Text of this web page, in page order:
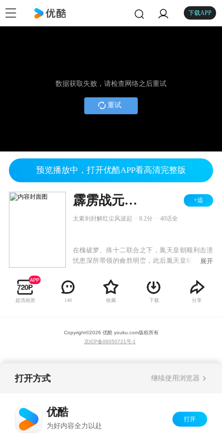
下载APP
数据获取失败，请检查网络之后重试
重试
预览播放中，打开优酷APP看高清完整版
霹雳战元史之动机风云 +追
太素剑封解红尘风波起 8.2分 40话全
在槐破梦、殊十二联合之下，胤天皇朝顺利击溃
忧患深所带领的龠胜明峦，此后胤天皇朝更与厉
得知皇极七行宫背后真相的素还真开始逐步针对
厉族，最后联合叶小钗、殊十二和剑布衣，成功
倾倒七行宫。而为了阻止驺山棋一野心，素还真
展开
超清画质 140 收藏 下载 分享
Copyright©2026 优酷 youku.com版权所有
京ICP备06050721号-1
打开方式 继续使用浏览器
优酷
为好内容全力以赴
打开